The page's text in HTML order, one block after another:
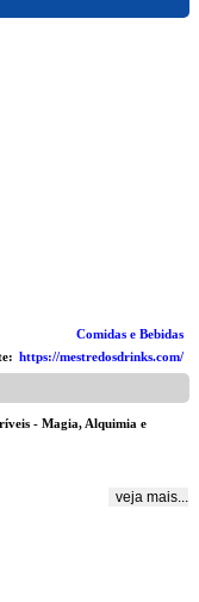
Comidas e Bebidas
https://mestredosdrinks.com/
- Magia, Alquimia e
veja mais...